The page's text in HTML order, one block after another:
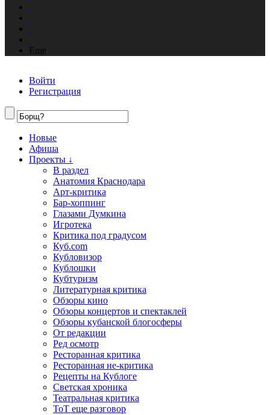
Еще
Войти
Регистрация
Новые
Афиша
Проекты ↓
В раздел
Анатомия Краснодара
Арт-критика
Бар-хоппинг
Глазами Думкина
Игротека
Критика под градусом
Куб.com
Кубловизор
Кублошки
Кубтуризм
Литературная критика
Обзоры кино
Обзоры концертов и спектаклей
Обзоры кубанской блогосферы
От редакции
Ред осмотр
Ресторанная критика
Ресторанная не-критика
Рецепты на Кублоге
Светская хроника
Театральная критика
ТоТ еще разговор